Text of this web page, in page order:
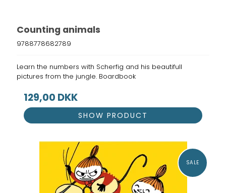
Counting animals
9788778682789
Learn the numbers with Scherfig and his beautifull
pictures from the jungle. Boardbook
129,00 DKK
SHOW PRODUCT
SALE